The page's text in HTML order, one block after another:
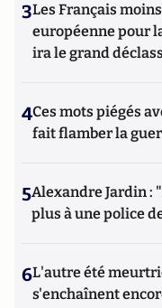
3Les Français
européenne pour
ira le grand
4Ces mots piégés
fait flamber la
5Alexandre Jardin :
plus à une police
6L'autre été
s'enchaînent